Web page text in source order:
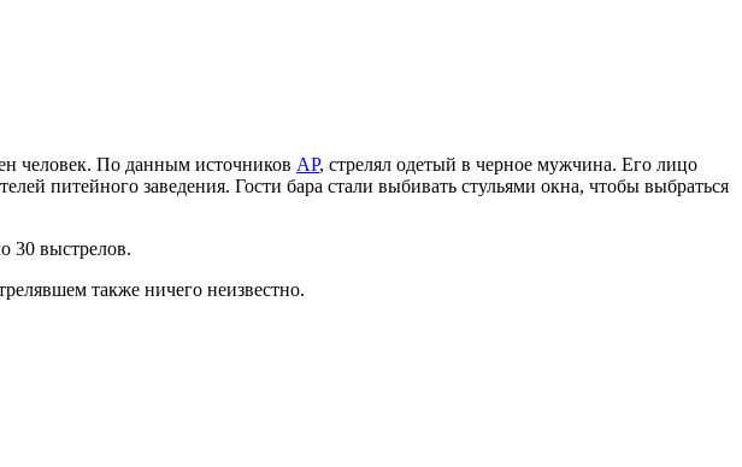
человек. По данным источников AP, стрелял одетый в черное мужчина. Его лицо
питейного заведения. Гости бара стали выбивать стульями окна, чтобы выбраться
30 выстрелов.
также ничего неизвестно.